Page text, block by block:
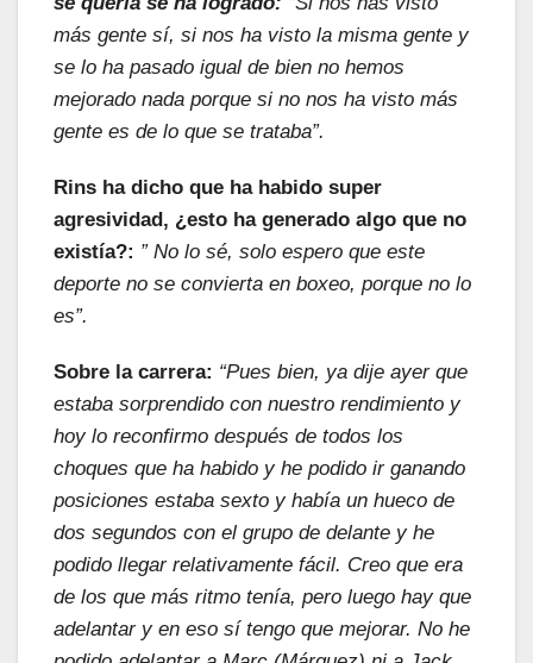
más gente sí, si nos ha visto la misma gente y
se lo ha pasado igual de bien no hemos
mejorado nada porque si no nos ha visto más
gente es de lo que se trataba”.
Rins ha dicho que ha habido super
agresividad, ¿esto ha generado algo que no
existía?: ” No lo sé, solo espero que este
deporte no se convierta en boxeo, porque no lo
es”.
Sobre la carrera: “Pues bien, ya dije ayer que
estaba sorprendido con nuestro rendimiento y
hoy lo reconfirmo después de todos los
choques que ha habido y he podido ir ganando
posiciones estaba sexto y había un hueco de
dos segundos con el grupo de delante y he
podido llegar relativamente fácil. Creo que era
de los que más ritmo tenía, pero luego hay que
adelantar y en eso sí tengo que mejorar. No he